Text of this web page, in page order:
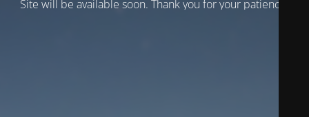
Site will be available soon. Thank you for your patience!